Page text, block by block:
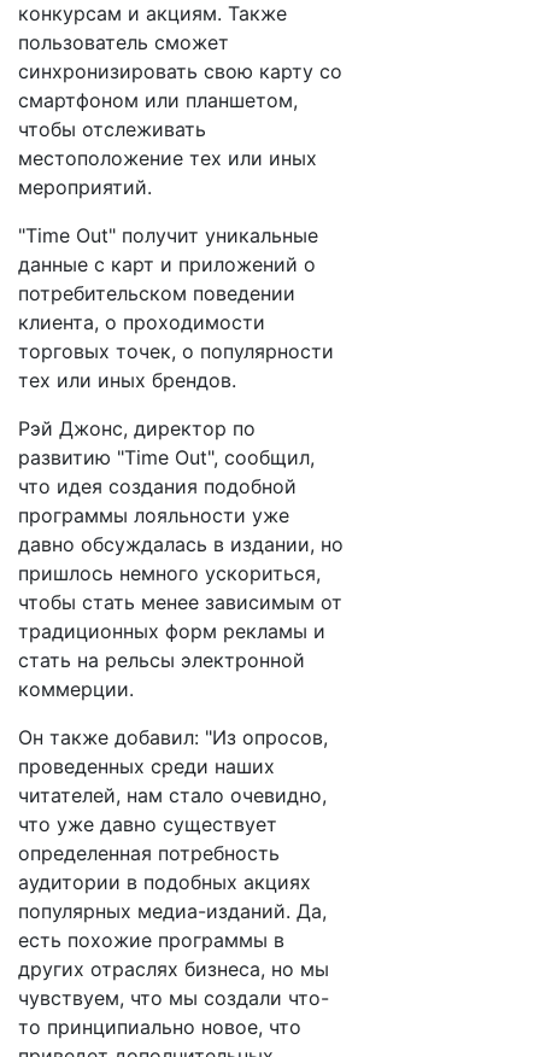
конкурсам и акциям. Также
пользователь сможет
синхронизировать свою карту со
смартфоном или планшетом,
чтобы отслеживать
местоположение тех или иных
мероприятий.
"Time Out" получит уникальные
данные с карт и приложений о
потребительском поведении
клиента, о проходимости
торговых точек, о популярности
тех или иных брендов.
Рэй Джонс, директор по
развитию "Time Out", сообщил,
что идея создания подобной
программы лояльности уже
давно обсуждалась в издании, но
пришлось немного ускориться,
чтобы стать менее зависимым от
традиционных форм рекламы и
стать на рельсы электронной
коммерции.
Он также добавил: "Из опросов,
проведенных среди наших
читателей, нам стало очевидно,
что уже давно существует
определенная потребность
аудитории в подобных акциях
популярных медиа-изданий. Да,
есть похожие программы в
других отраслях бизнеса, но мы
чувствуем, что мы создали что-
то принципиально новое, что